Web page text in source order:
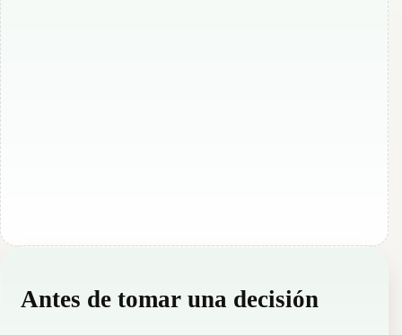
Antes de tomar una decisión